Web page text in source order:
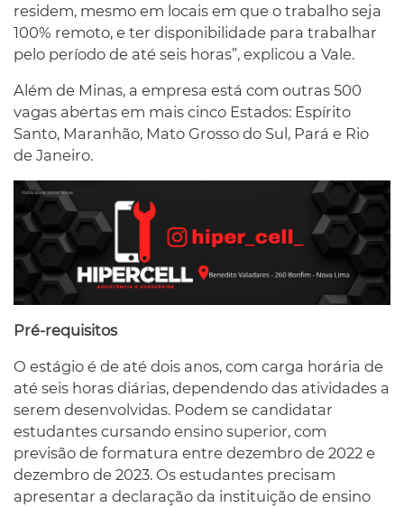
residem, mesmo em locais em que o trabalho seja
100% remoto, e ter disponibilidade para trabalhar
pelo período de até seis horas”, explicou a Vale.
Além de Minas, a empresa está com outras 500
vagas abertas em mais cinco Estados: Espírito
Santo, Maranhão, Mato Grosso do Sul, Pará e Rio
de Janeiro.
Pré-requisitos
O estágio é de até dois anos, com carga horária de
até seis horas diárias, dependendo das atividades a
serem desenvolvidas. Podem se candidatar
estudantes cursando ensino superior, com
previsão de formatura entre dezembro de 2022 e
dezembro de 2023. Os estudantes precisam
apresentar a declaração da instituição de ensino